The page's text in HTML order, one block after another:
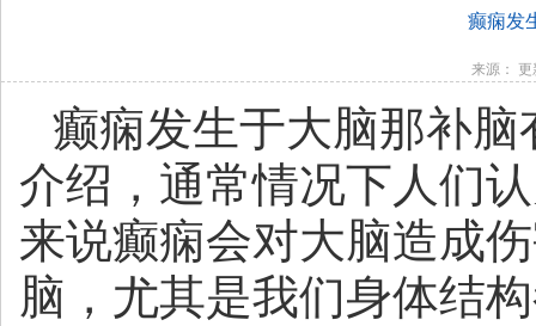
癫痫发
来源：
癫痫发生于大脑那补脑
介绍，通常情况下人们
来说癫痫会对大脑造成
脑，尤其是我们身体结